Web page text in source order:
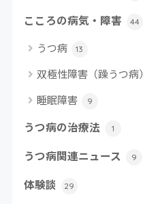
こころの病気・障害 44
うつ病 13
双極性障害（躁うつ病
睡眠障害 9
うつ病の治療法 1
うつ病関連ニュース 9
体験談 29